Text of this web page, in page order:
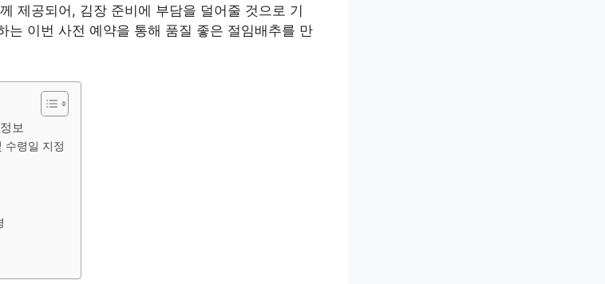
제공되어, 김장 준비에 부담을 덜어줄 것으로 기
는 이번 사전 예약을 통해 품질 좋은 절임배추를 만
보
수령일 지정